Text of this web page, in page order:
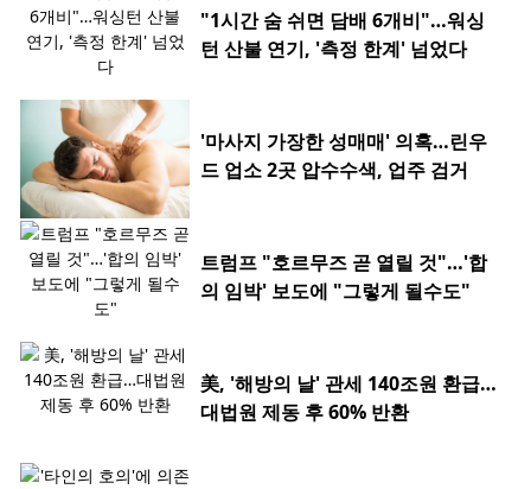
"1시간 숨 쉬면 담배 6개비"…워싱
턴 산불 연기, '측정 한계' 넘었다
'마사지 가장한 성매매' 의혹…린우
드 업소 2곳 압수수색, 업주 검거
트럼프 "호르무즈 곧 열릴 것"…'합
의 임박' 보도에 "그렇게 될수도"
美, '해방의 날' 관세 140조원 환급…
대법원 제동 후 60% 반환